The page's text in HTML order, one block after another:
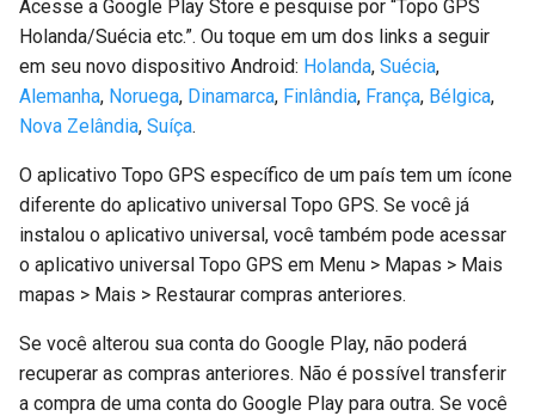
Acesse a Google Play Store e pesquise por “Topo GPS
Holanda/Suécia etc.”. Ou toque em um dos links a seguir
em seu novo dispositivo Android: Holanda, Suécia,
Alemanha, Noruega, Dinamarca, Finlândia, França, Bélgica,
Nova Zelândia, Suíça.
O aplicativo Topo GPS específico de um país tem um ícone
diferente do aplicativo universal Topo GPS. Se você já
instalou o aplicativo universal, você também pode acessar
o aplicativo universal Topo GPS em Menu > Mapas > Mais
mapas > Mais > Restaurar compras anteriores.
Se você alterou sua conta do Google Play, não poderá
recuperar as compras anteriores. Não é possível transferir
a compra de uma conta do Google Play para outra. Se você